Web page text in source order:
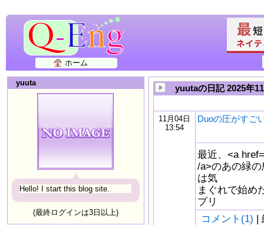
ホーム
yuuta
Hello! I start this blog site.
(最終ログインは3日以上)
yuutaの日記 2025年
11月04日
13:54
Duoの圧がすご
最近、<a
/a>のあの緑
は気
まぐれで始め
プリ
コメント(1) |